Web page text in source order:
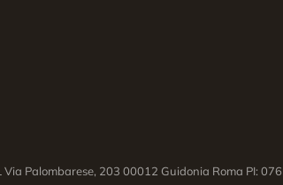
Palombarese, 203 00012 Guidonia Roma PI: